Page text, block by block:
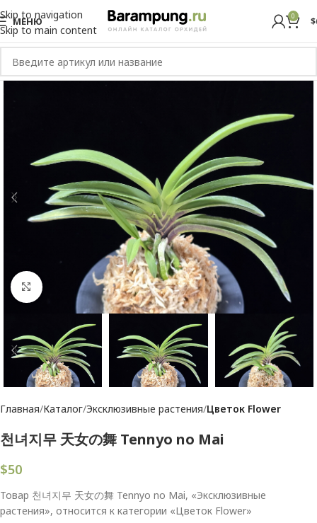
Skip to navigation
Skip to main content
МЕНЮ 0 $
Увеличить
Главная Каталог Эксклюзивные растения Цветок Flower
천녀지무 天女の舞 Tennyo no Mai
$50
Товар 천녀지무 天女の舞 Tennyo no Mai, «Эксклюзивные
растения», относится к категории «Цветок Flower»